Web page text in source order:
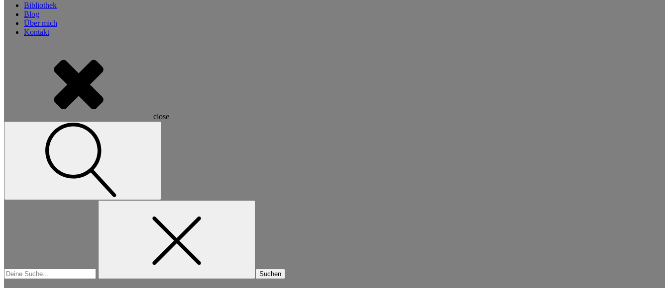
Bibliothek
Blog
Über mich
Kontakt
close